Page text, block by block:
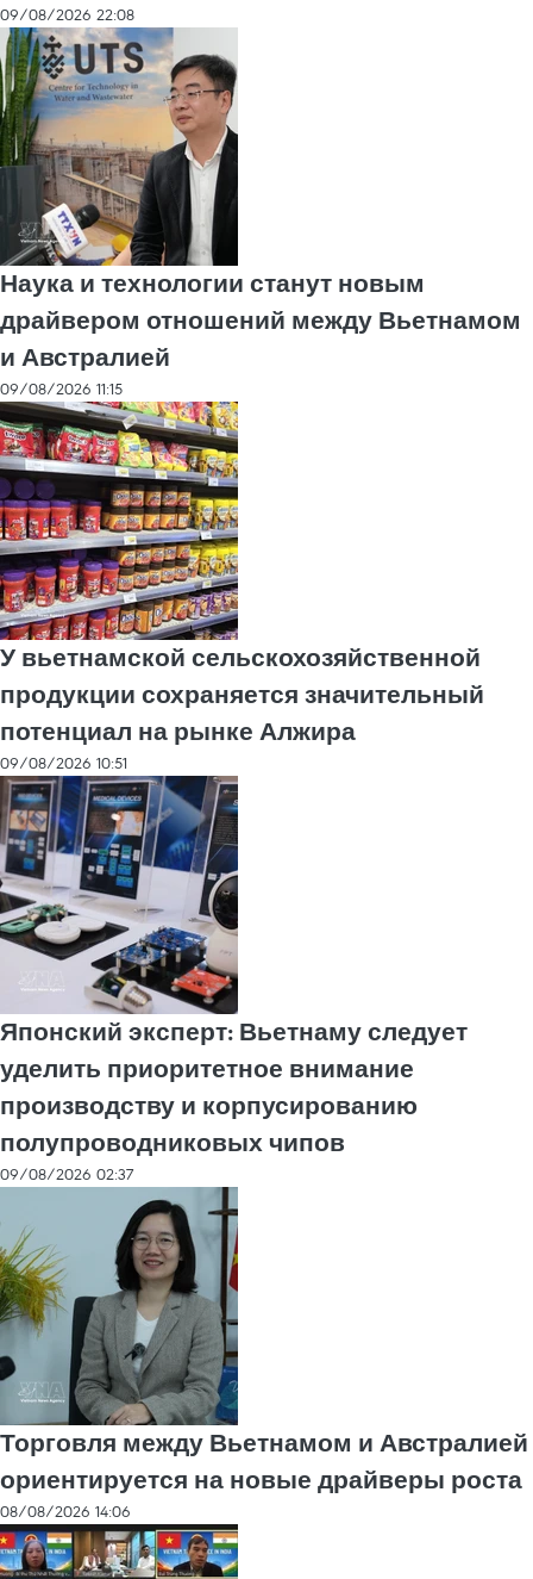
09/08/2026 22:08
Наука и технологии станут новым
драйвером отношений между Вьетнамом
и Австралией
09/08/2026 11:15
У вьетнамской сельскохозяйственной
продукции сохраняется значительный
потенциал на рынке Алжира
09/08/2026 10:51
Японский эксперт: Вьетнаму следует
уделить приоритетное внимание
производству и корпусированию
полупроводниковых чипов
09/08/2026 02:37
Торговля между Вьетнамом и Австралией
ориентируется на новые драйверы роста
08/08/2026 14:06